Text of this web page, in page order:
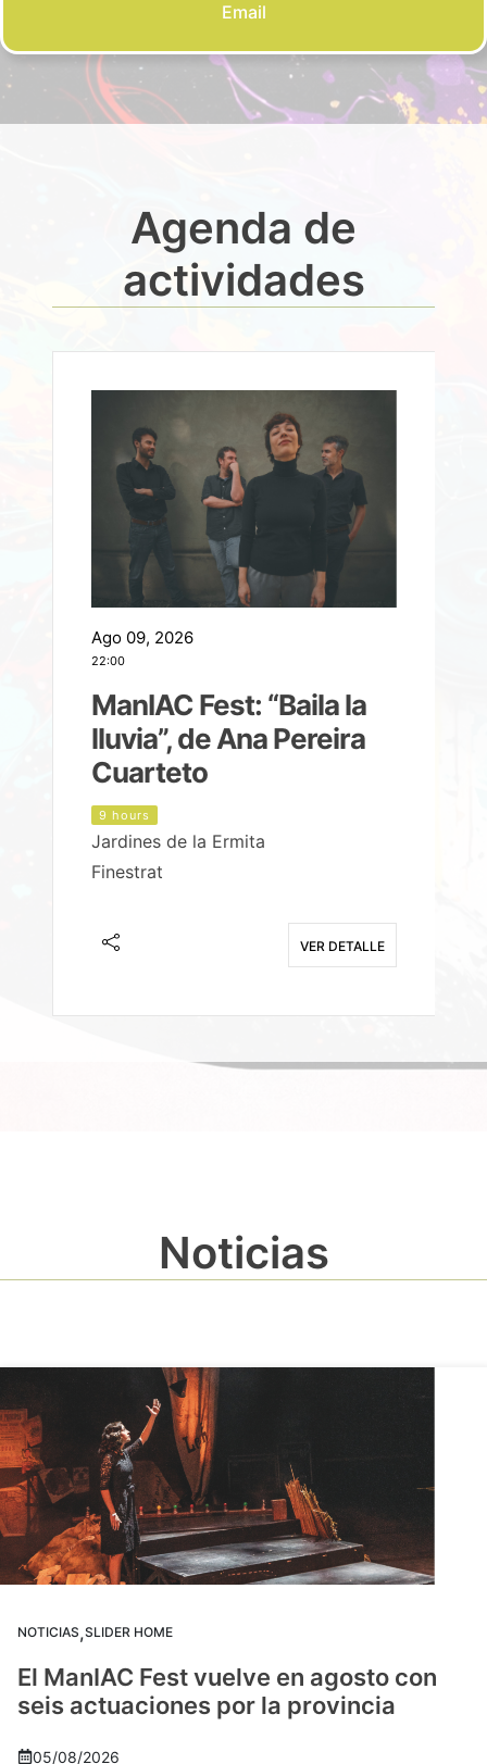
Email
Agenda de
actividades
Ago 09, 2026
22:00
ManIAC Fest: “Baila la
lluvia”, de Ana Pereira
Cuarteto
9 hours
Jardines de la Ermita
Finestrat
VER DETALLE
Noticias
NOTICIAS,SLIDER HOME
El ManIAC Fest vuelve en agosto con
seis actuaciones por la provincia
05/08/2026